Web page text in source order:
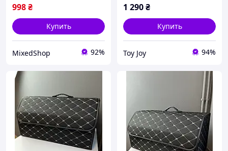
998₴
Купить
MixedShop 92%
1 290₴
Купить
Toy Joy 94%